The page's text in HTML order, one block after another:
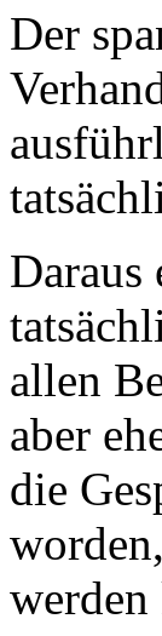
Der
Daraus
allen
aber
die
werden